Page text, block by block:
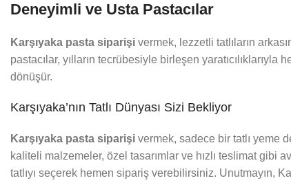
Deneyimli ve Usta Pastacılar
Karşıyaka pasta siparişi vermek, lezzetli tatlıların
pastacılar, yılların tecrübesiyle birleşen
dönüşür.
Karşıyaka’nın Tatlı Dünyası Sizi Bekliyor
Karşıyaka pasta siparişi vermek, sadece bir tatlı yeme
kaliteli malzemeler, özel tasarımlar ve hızlı teslimat
tatlıyı seçerek hemen sipariş verebilirsiniz. Unutmayın,